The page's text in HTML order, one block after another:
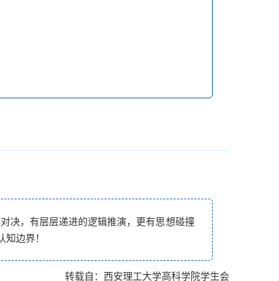
决，有层层递进的逻辑推演，更有思想碰撞
边界！
转载自：西安理工大学高科学院学生会